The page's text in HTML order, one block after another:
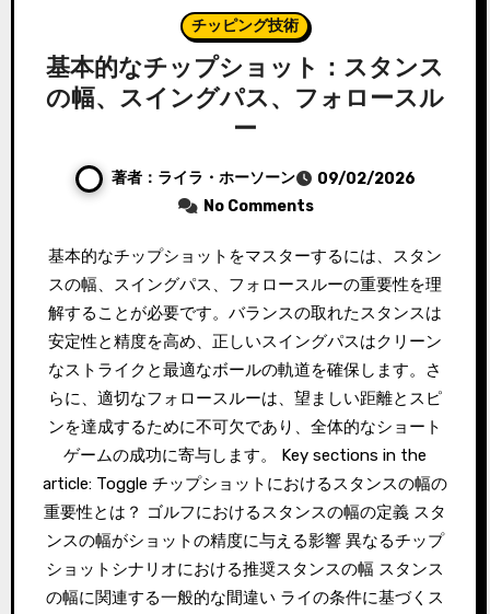
チッピング技術
基本的なチップショット：スタンス
の幅、スイングパス、フォロースル
ー
著者：ライラ・ホーソーン
09/02/2026
No Comments
基本的なチップショットをマスターするには、スタン
スの幅、スイングパス、フォロースルーの重要性を理
解することが必要です。バランスの取れたスタンスは
安定性と精度を高め、正しいスイングパスはクリーン
なストライクと最適なボールの軌道を確保します。さ
らに、適切なフォロースルーは、望ましい距離とスピ
ンを達成するために不可欠であり、全体的なショート
ゲームの成功に寄与します。 Key sections in the
article: Toggle チップショットにおけるスタンスの幅の
重要性とは？ ゴルフにおけるスタンスの幅の定義 スタ
ンスの幅がショットの精度に与える影響 異なるチップ
ショットシナリオにおける推奨スタンスの幅 スタンス
の幅に関連する一般的な間違い ライの条件に基づくス